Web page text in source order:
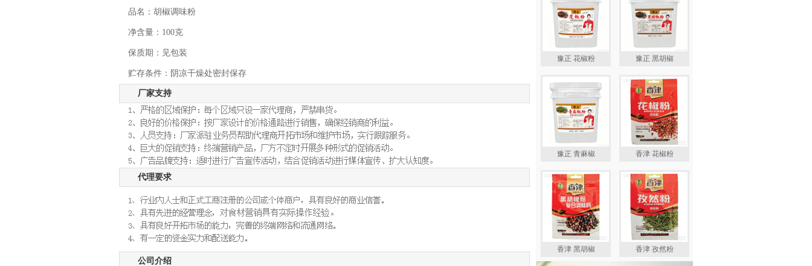
品名：胡椒调味粉
净含量：100克
保质期：见包装
贮存条件：阴凉干燥处密封保存
厂家支持
代理要求
公司介绍
豫正 花椒粉 豫正 黑胡椒
豫正 青麻椒 香津 花椒粉
香津 黑胡椒 香津 孜然粉